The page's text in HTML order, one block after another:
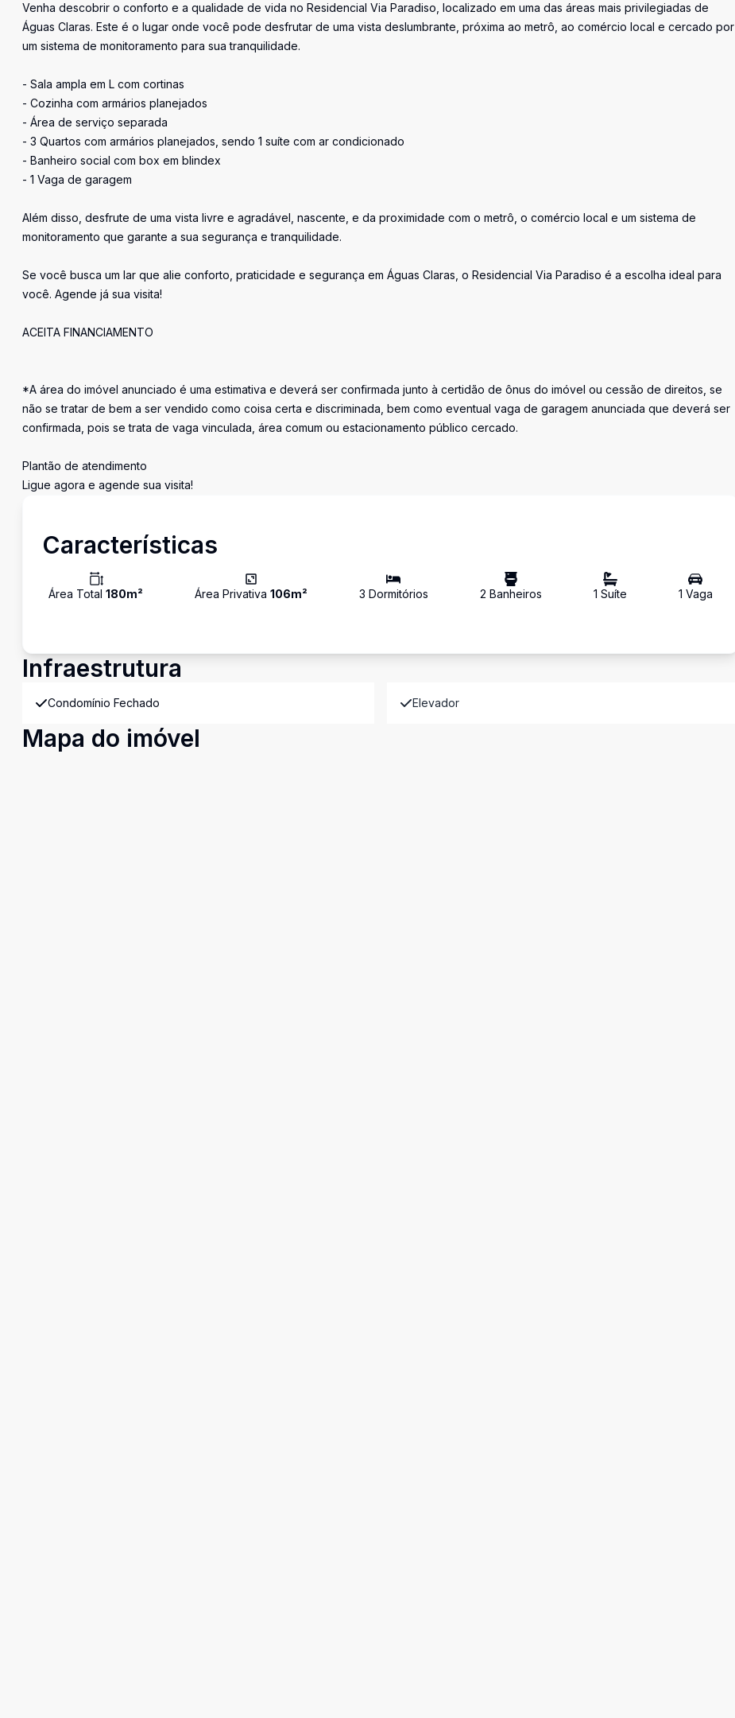
Venha descobrir o conforto e a qualidade de vida no Residencial Via Paradiso, localizado em uma das áreas mais privilegiadas de
Águas Claras. Este é o lugar onde você pode desfrutar de uma vista deslumbrante, próxima ao metrô, ao comércio local e cercado por
um sistema de monitoramento para sua tranquilidade.
- Sala ampla em L com cortinas
- Cozinha com armários planejados
- Área de serviço separada
- 3 Quartos com armários planejados, sendo 1 suíte com ar condicionado
- Banheiro social com box em blindex
- 1 Vaga de garagem
Além disso, desfrute de uma vista livre e agradável, nascente, e da proximidade com o metrô, o comércio local e um sistema de
monitoramento que garante a sua segurança e tranquilidade.
Se você busca um lar que alie conforto, praticidade e segurança em Águas Claras, o Residencial Via Paradiso é a escolha ideal para
você. Agende já sua visita!
ACEITA FINANCIAMENTO
*A área do imóvel anunciado é uma estimativa e deverá ser confirmada junto à certidão de ônus do imóvel ou cessão de direitos, se
não se tratar de bem a ser vendido como coisa certa e discriminada, bem como eventual vaga de garagem anunciada que deverá ser
confirmada, pois se trata de vaga vinculada, área comum ou estacionamento público cercado.
Plantão de atendimento
Ligue agora e agende sua visita!
Características
Área Total 180m² Área Privativa 106m² 3 Dormitórios 2 Banheiros 1 Suíte 1 Vaga
Infraestrutura
Condomínio Fechado Elevador
Mapa do imóvel